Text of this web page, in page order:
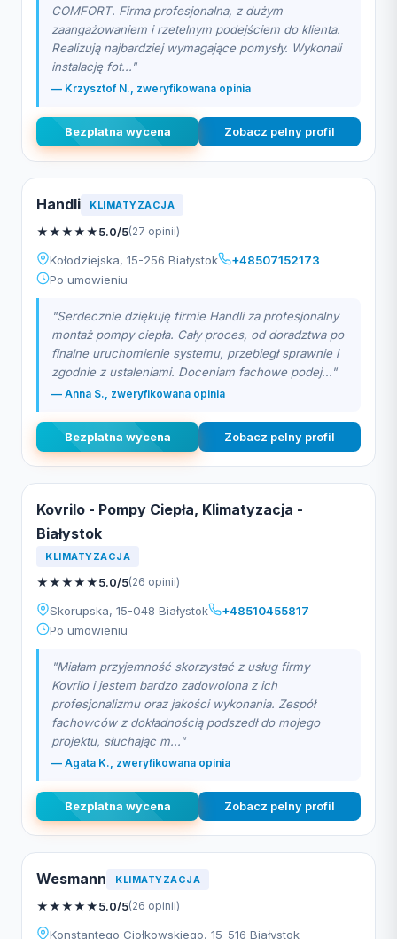
COMFORT. Firma profesjonalna, z dużym
zaangażowaniem i rzetelnym podejściem do klienta.
Realizują najbardziej wymagające pomysły. Wykonali
instalację fot..."
— Krzysztof N., zweryfikowana opinia
Bezplatna wycena Zobacz pelny profil
Handli KLIMATYZACJA
★★★★★5.0/5(27 opinii)
Kołodziejska, 15-256 Białystok
+48507152173
Po umowieniu
"Serdecznie dziękuję firmie Handli za profesjonalny
montaż pompy ciepła. Cały proces, od doradztwa po
finalne uruchomienie systemu, przebiegł sprawnie i
zgodnie z ustaleniami. Doceniam fachowe podej..."
— Anna S., zweryfikowana opinia
Bezplatna wycena Zobacz pelny profil
Kovrilo - Pompy Ciepła, Klimatyzacja -
Białystok
KLIMATYZACJA
★★★★★5.0/5(26 opinii)
Skorupska, 15-048 Białystok
+48510455817
Po umowieniu
"Miałam przyjemność skorzystać z usług firmy
Kovrilo i jestem bardzo zadowolona z ich
profesjonalizmu oraz jakości wykonania. Zespół
fachowców z dokładnością podszedł do mojego
projektu, słuchając m..."
— Agata K., zweryfikowana opinia
Bezplatna wycena Zobacz pelny profil
Wesmann KLIMATYZACJA
★★★★★5.0/5(26 opinii)
Konstantego Ciołkowskiego, 15-516 Białystok